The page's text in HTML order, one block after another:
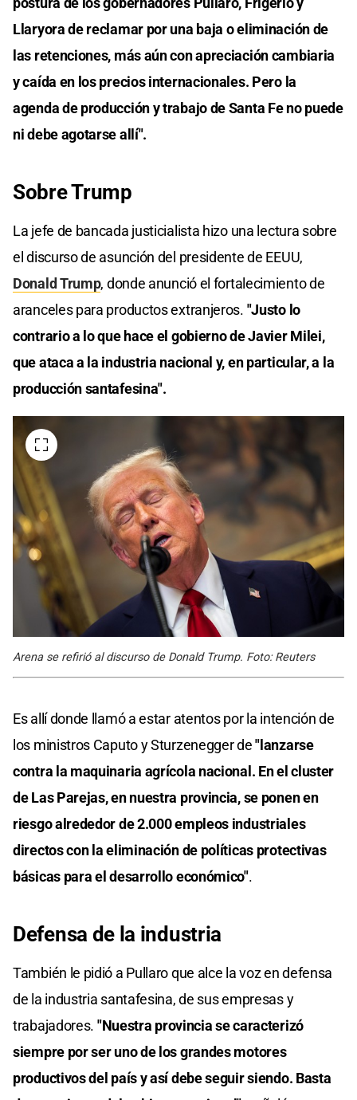
Llaryora de reclamar por una baja o eliminación de
las retenciones, más aún con apreciación cambiaria
y caída en los precios internacionales. Pero la
agenda de producción y trabajo de Santa Fe no puede
ni debe agotarse allí".
Sobre Trump
La jefe de bancada justicialista hizo una lectura sobre
el discurso de asunción del presidente de EEUU,
Donald Trump, donde anunció el fortalecimiento de
aranceles para productos extranjeros. "Justo lo
contrario a lo que hace el gobierno de Javier Milei,
que ataca a la industria nacional y, en particular, a la
producción santafesina".
Arena se refirió al discurso de Donald Trump. Foto: Reuters
Es allí donde llamó a estar atentos por la intención de
los ministros Caputo y Sturzenegger de"lanzarse
contra la maquinaria agrícola nacional. En el cluster
de Las Parejas, en nuestra provincia, se ponen en
riesgo alrededor de 2.000 empleos industriales
directos con la eliminación de políticas protectivas
básicas para el desarrollo económico".
Defensa de la industria
También le pidió a Pullaro que alce la voz en defensa
de la industria santafesina, de sus empresas y
trabajadores. "Nuestra provincia se caracterizó
siempre por ser uno de los grandes motores
productivos del país y así debe seguir siendo. Basta